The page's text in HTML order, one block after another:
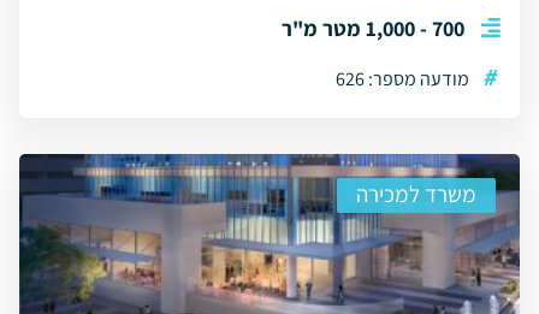
700 - 1,000 מטר מ"ר
# מודעה מספר: 626
משרד למכירה